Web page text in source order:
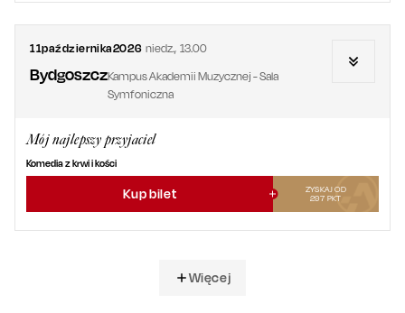
11października2026 niedz.,13.00
BydgoszczKampus Akademii Muzycznej - Sala
Symfoniczna
Mój najlepszy przyjaciel
Komedia z krwi i kości
Kup bilet
ZYSKAJ OD
297 PKT
Więcej